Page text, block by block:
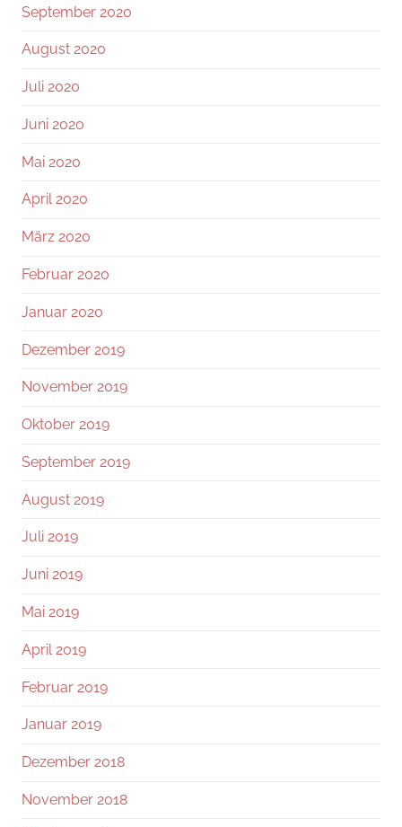
September 2020
August 2020
Juli 2020
Juni 2020
Mai 2020
April 2020
März 2020
Februar 2020
Januar 2020
Dezember 2019
November 2019
Oktober 2019
September 2019
August 2019
Juli 2019
Juni 2019
Mai 2019
April 2019
Februar 2019
Januar 2019
Dezember 2018
November 2018